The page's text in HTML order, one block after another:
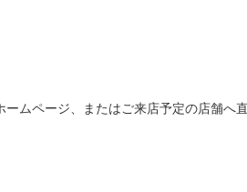
ムページ、またはご来店予定の店舗へ